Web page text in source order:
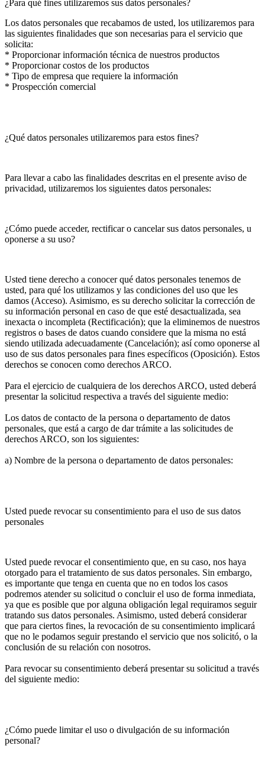
¿Para qué fines utilizaremos sus datos personales?
Los datos personales que recabamos de usted, los utilizaremos para
las siguientes finalidades que son necesarias para el servicio que
solicita:
* Proporcionar información técnica de nuestros productos
* Proporcionar costos de los productos
* Tipo de empresa que requiere la información
* Prospección comercial
¿Qué datos personales utilizaremos para estos fines?
Para llevar a cabo las finalidades descritas en el presente aviso de
privacidad, utilizaremos los siguientes datos personales:
¿Cómo puede acceder, rectificar o cancelar sus datos personales, u
oponerse a su uso?
Usted tiene derecho a conocer qué datos personales tenemos de
usted, para qué los utilizamos y las condiciones del uso que les
damos (Acceso). Asimismo, es su derecho solicitar la corrección de
su información personal en caso de que esté desactualizada, sea
inexacta o incompleta (Rectificación); que la eliminemos de nuestros
registros o bases de datos cuando considere que la misma no está
siendo utilizada adecuadamente (Cancelación); así como oponerse al
uso de sus datos personales para fines específicos (Oposición). Estos
derechos se conocen como derechos ARCO.
Para el ejercicio de cualquiera de los derechos ARCO, usted deberá
presentar la solicitud respectiva a través del siguiente medio:
Los datos de contacto de la persona o departamento de datos
personales, que está a cargo de dar trámite a las solicitudes de
derechos ARCO, son los siguientes:
a) Nombre de la persona o departamento de datos personales:
Usted puede revocar su consentimiento para el uso de sus datos
personales
Usted puede revocar el consentimiento que, en su caso, nos haya
otorgado para el tratamiento de sus datos personales. Sin embargo,
es importante que tenga en cuenta que no en todos los casos
podremos atender su solicitud o concluir el uso de forma inmediata,
ya que es posible que por alguna obligación legal requiramos seguir
tratando sus datos personales. Asimismo, usted deberá considerar
que para ciertos fines, la revocación de su consentimiento implicará
que no le podamos seguir prestando el servicio que nos solicitó, o la
conclusión de su relación con nosotros.
Para revocar su consentimiento deberá presentar su solicitud a través
del siguiente medio:
¿Cómo puede limitar el uso o divulgación de su información
personal?